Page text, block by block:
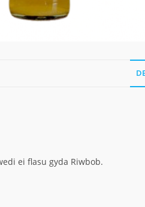
ei flasu gyda Riwbob.